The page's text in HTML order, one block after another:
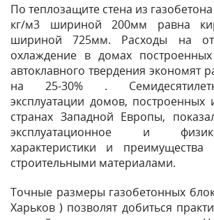
По теплозащите стена из
кг/м3 шириной 200мм равна
шириной 725мм. Расходы на
охлаждение в домах
автоклавного твердения экономят
на 25-30% .
эксплуатации домов, построенных
странах Западной Европы,
эксплуатационное и физико-
характеристики и преимущества
строительными материалами.
Точные размеры газобетонных
Харьков ) позволят добиться